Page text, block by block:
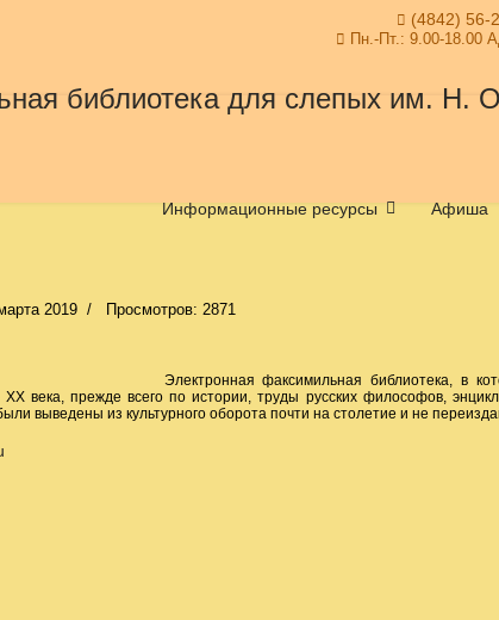
(4842) 56-
Пн.-Пт.: 9.00-18.00
Информационные ресурсы Афиша
2019 Просмотров: 2871
Электронная факсимильная библиотека, в
века, прежде всего по истории, труды русских философов,
выведены из культурного оборота почти на столетие и не